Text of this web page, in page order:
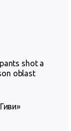
shot a
oblast